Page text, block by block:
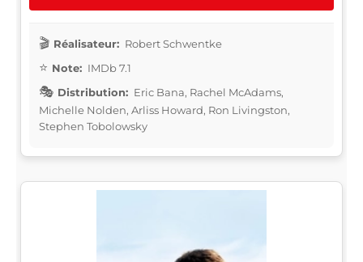
Réalisateur: Robert Schwentke
Note: IMDb 7.1
Distribution: Eric Bana, Rachel McAdams,
Michelle Nolden, Arliss Howard, Ron Livingston,
Stephen Tobolowsky